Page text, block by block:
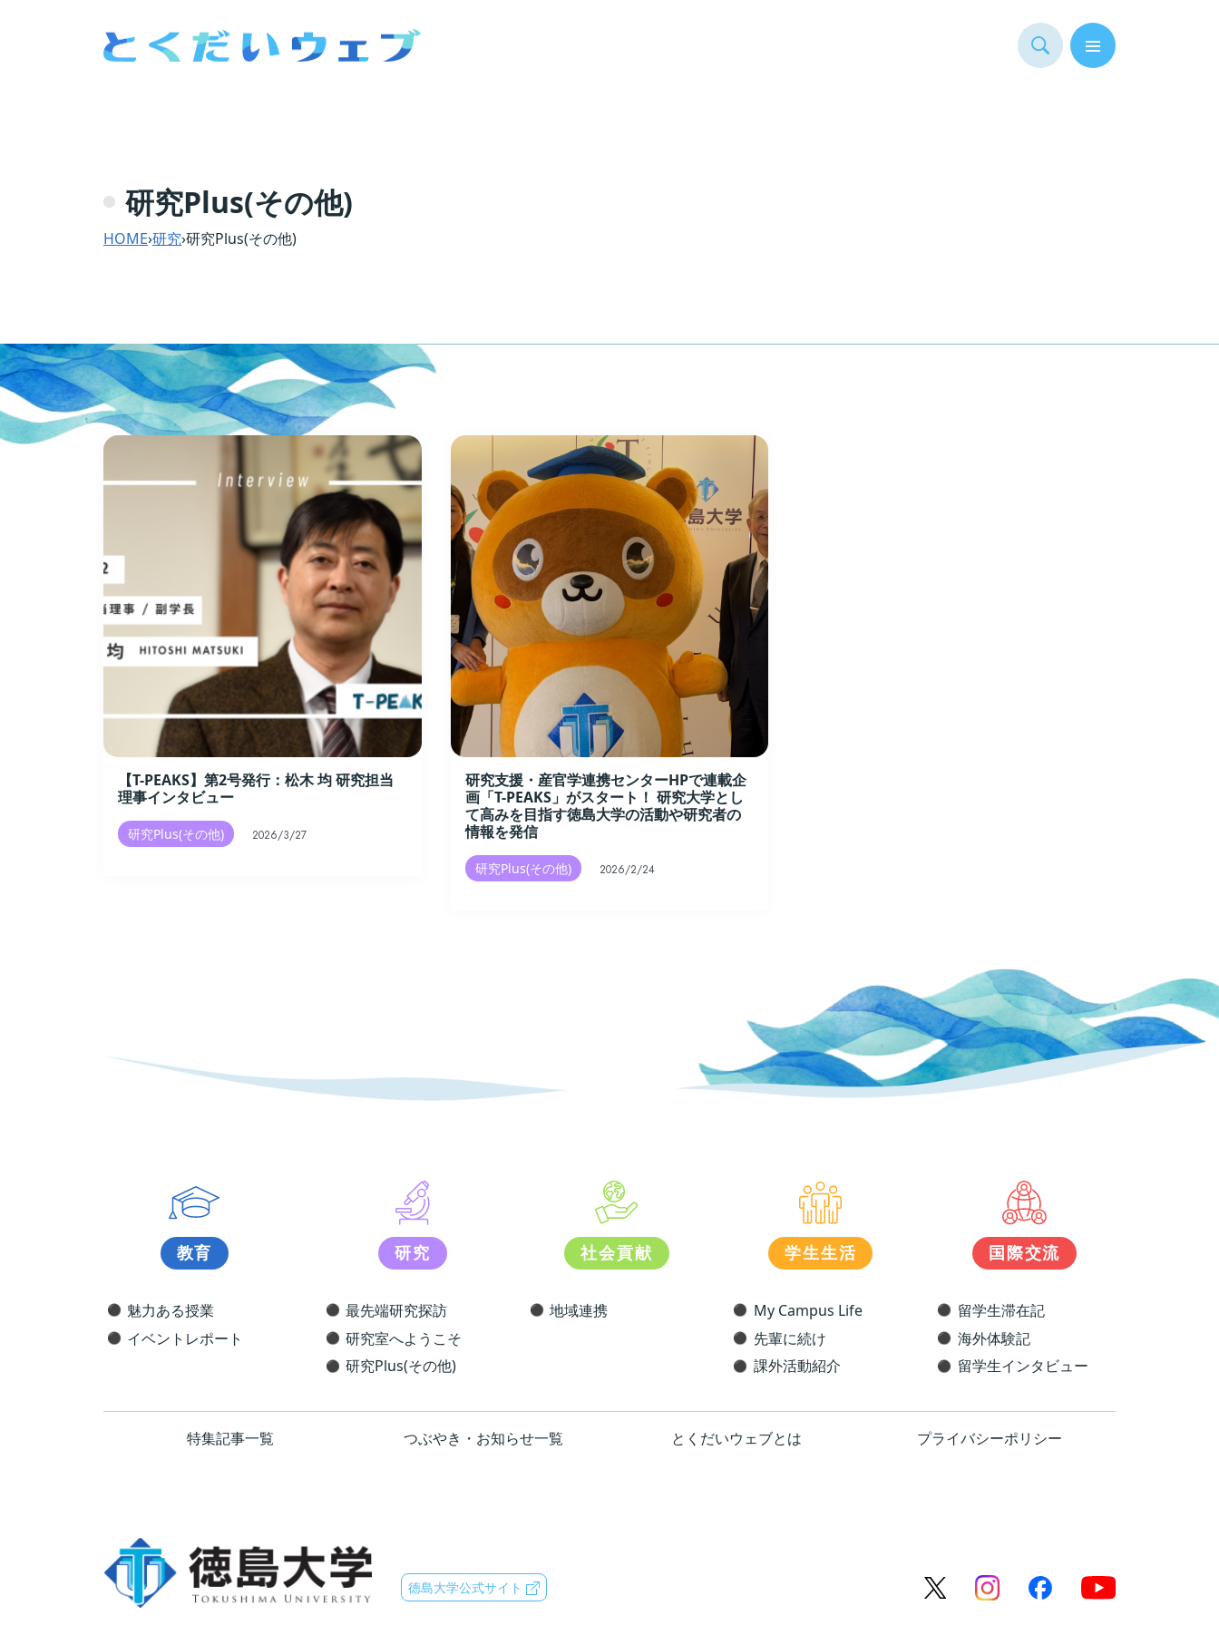
研究Plus(その他)
HOME›研究›研究Plus(その他)
【T-PEAKS】第2号発行：松木 均 研究担当
理事インタビュー
研究Plus(その他) 2026/3/27
研究支援・産官学連携センターHPで連載企
画「T-PEAKS」がスタート！ 研究大学とし
て高みを目指す徳島大学の活動や研究者の
情報を発信
研究Plus(その他) 2026/2/24
教育
魅力ある授業
イベントレポート
研究
最先端研究探訪
研究室へようこそ
研究Plus(その他)
社会貢献
地域連携
学生生活
My Campus Life
先輩に続け
課外活動紹介
国際交流
留学生滞在記
海外体験記
留学生インタビュー
特集記事一覧 つぶやき・お知らせ一覧 とくだいウェブとは プライバシーポリシー
徳島大学公式サイト